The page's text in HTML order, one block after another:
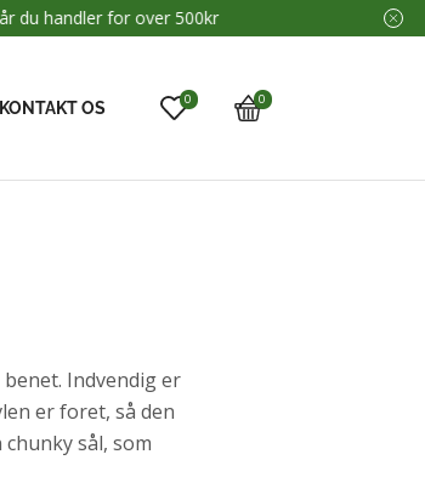
KONTAKT OS 0 0
Indvendig er
er foret, så den
sål, som